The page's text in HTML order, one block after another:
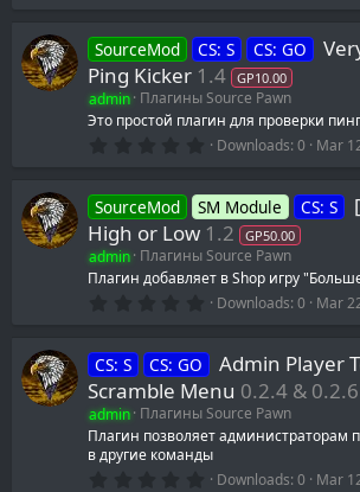
0
s
a
r
(
SourceMod CS: S CS: GO
Ping Kicker 1.4 GP10.00
admin Плагины Source Pawn
Это простой плагин для проверки
0
0
s
t
a
r
(
Downloads 0 Mar
SourceMod SM Module CS: S
High or Low 1.2 GP50.00
admin Плагины Source Pawn
Плагин добавляет в Shop игру
0
0
s
t
a
r
(
s
Downloads 0 Mar
CS: S CS: GO
Admin Player
Scramble Menu 0.2.4 & 0.2.6
admin Плагины Source Pawn
Плагин позволяет администраторам
в другие команды
0 Downloads 0 Mar